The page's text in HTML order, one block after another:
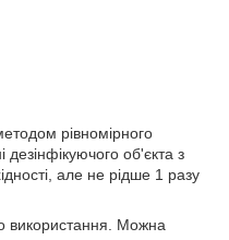
рівномірного
об'єкта з
але не рідше 1 разу
використання. Можна